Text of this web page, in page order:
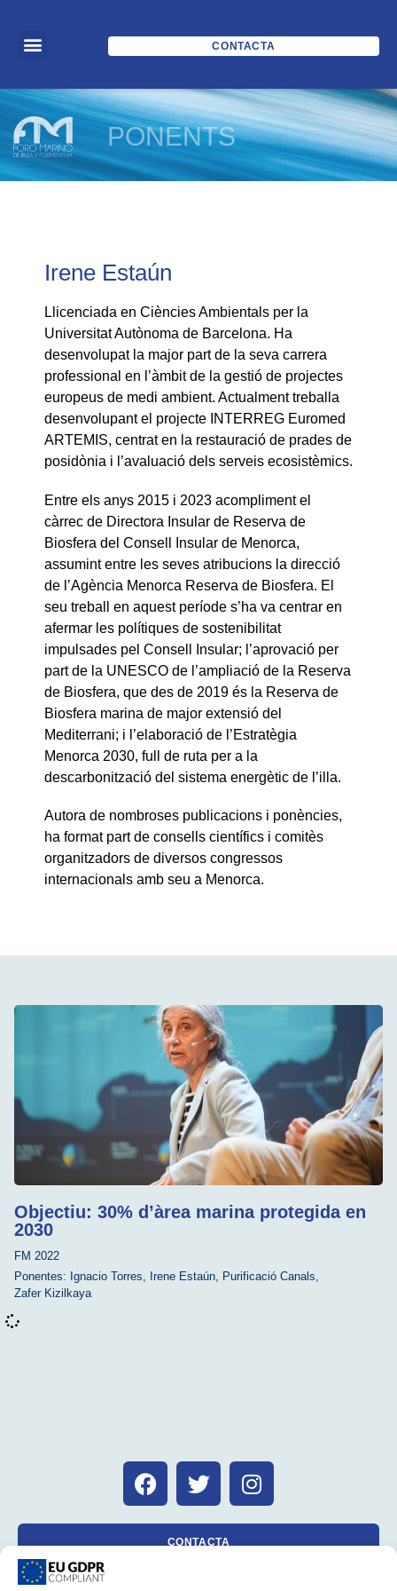
CONTACTA
PONENTS
Irene Estaún
Llicenciada en Ciències Ambientals per la
Universitat Autònoma de Barcelona. Ha
desenvolupat la major part de la seva carrera
professional en l’àmbit de la gestió de projectes
europeus de medi ambient. Actualment treballa
desenvolupant el projecte INTERREG Euromed
ARTEMIS, centrat en la restauració de prades de
posidònia i l’avaluació dels serveis ecosistèmics.
Entre els anys 2015 i 2023 acompliment el
càrrec de Directora Insular de Reserva de
Biosfera del Consell Insular de Menorca,
assumint entre les seves atribucions la direcció
de l’Agència Menorca Reserva de Biosfera. El
seu treball en aquest període s’ha va centrar en
afermar les polítiques de sostenibilitat
impulsades pel Consell Insular; l’aprovació per
part de la UNESCO de l’ampliació de la Reserva
de Biosfera, que des de 2019 és la Reserva de
Biosfera marina de major extensió del
Mediterrani; i l’elaboració de l’Estratègia
Menorca 2030, full de ruta per a la
descarbonització del sistema energètic de l’illa.
Autora de nombroses publicacions i ponències,
ha format part de consells científics i comitès
organitzadors de diversos congressos
internacionals amb seu a Menorca.
Objectiu: 30% d’àrea marina protegida en
2030
FM 2022
Ponentes: Ignacio Torres, Irene Estaún, Purificació Canals,
Zafer Kizilkaya
CONTACTA